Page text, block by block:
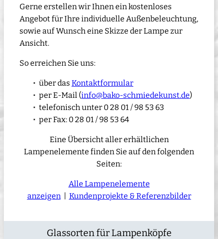
Gerne erstellen wir Ihnen ein kostenloses
Angebot für Ihre individuelle Außenbeleuchtung,
sowie auf Wunsch eine Skizze der Lampe zur
Ansicht.
So erreichen Sie uns:
über das Kontaktformular
per E-Mail (info@bako-schmiedekunst.de)
telefonisch unter 0 28 01 / 98 53 63
per Fax: 0 28 01 / 98 53 64
Eine Übersicht aller erhältlichen
Lampenelemente finden Sie auf den folgenden
Seiten:
Alle Lampenelemente
anzeigen| Kundenprojekte & Referenzbilder
Glassorten für Lampenköpfe